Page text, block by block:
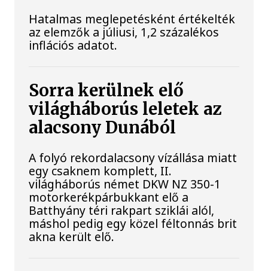
Hatalmas meglepetésként értékelték
az elemzők a júliusi, 1,2 százalékos
inflációs adatot.
Sorra kerülnek elő
világháborús leletek az
alacsony Dunából
A folyó rekordalacsony vízállása miatt
egy csaknem komplett, II.
világháborús német DKW NZ 350-1
motorkerékpárbukkant elő a
Batthyány téri rakpart sziklái alól,
máshol pedig egy közel féltonnás brit
akna került elő.